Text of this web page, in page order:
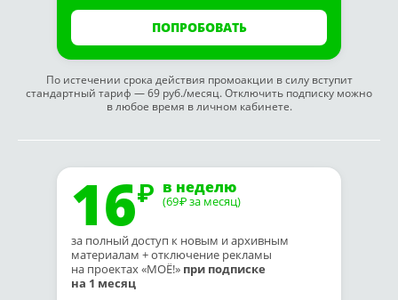
ПОПРОБОВАТЬ
По истечении срока действия промоакции в силу вступит
стандартный тариф — 69 руб./месяц. Отключить подписку можно
в любое время в личном кабинете.
16 в неделю
(69₽ за месяц)
за полный доступ к новым и архивным
материалам + отключение рекламы
на проектах «МОЁ!» при подписке
на 1 месяц